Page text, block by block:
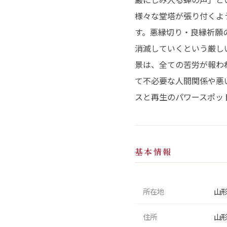
様々な堂塔が張り付く
す。悪縁切り・良縁祈
消滅していくという厳
景は、全ての苦労が報
て不必要な人間関係や
スと再生のパワースポッ
基本情報
所在地 山
住所 山